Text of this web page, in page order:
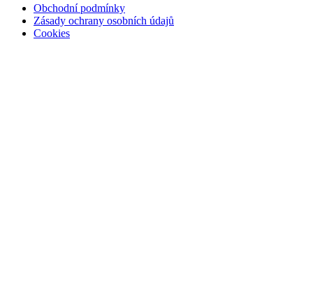
Obchodní podmínky
Zásady ochrany osobních údajů
Cookies